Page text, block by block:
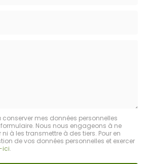
conserver mes données personnelles
Nous nous engageons à ne
à les transmettre à des tiers. Pour en
de vos données personnelles et exercer
ici.